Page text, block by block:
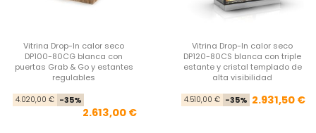
Vitrina Drop-In calor seco
DP100-80CG blanca con
puertas Grab & Go y estantes
regulables
Precio base
4.020,00 € -35%
2.613,00 €
Vitrina Drop-In calor seco
DP120-80CS blanca con triple
estante y cristal templado de
alta visibilidad
4.510,00 € -35% 2.931,50 €